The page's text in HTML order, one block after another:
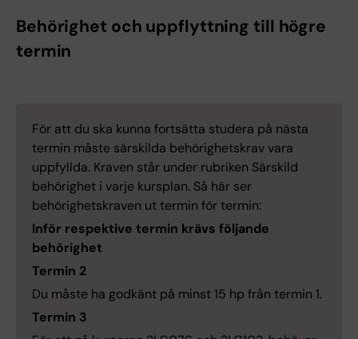
Behörighet och uppflyttning till högre
termin
För att du ska kunna fortsätta studera på nästa
termin måste särskilda behörighetskrav vara
uppfyllda. Kraven står under rubriken Särskild
behörighet i varje kursplan. Så här ser
behörighetskraven ut termin för termin:
Inför respektive termin krävs följande
behörighet
Termin 2
Du måste ha godkänt på minst 15 hp från termin 1.
Termin 3